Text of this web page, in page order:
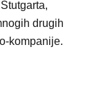
drugih
kompanije.